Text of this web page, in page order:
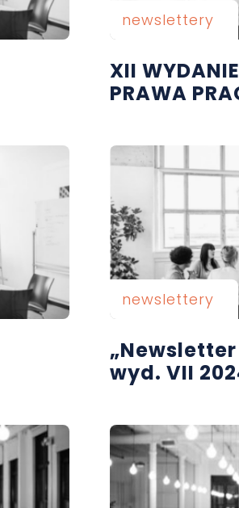
newslettery
XII
PRAWA
newslettery
wyd. VII